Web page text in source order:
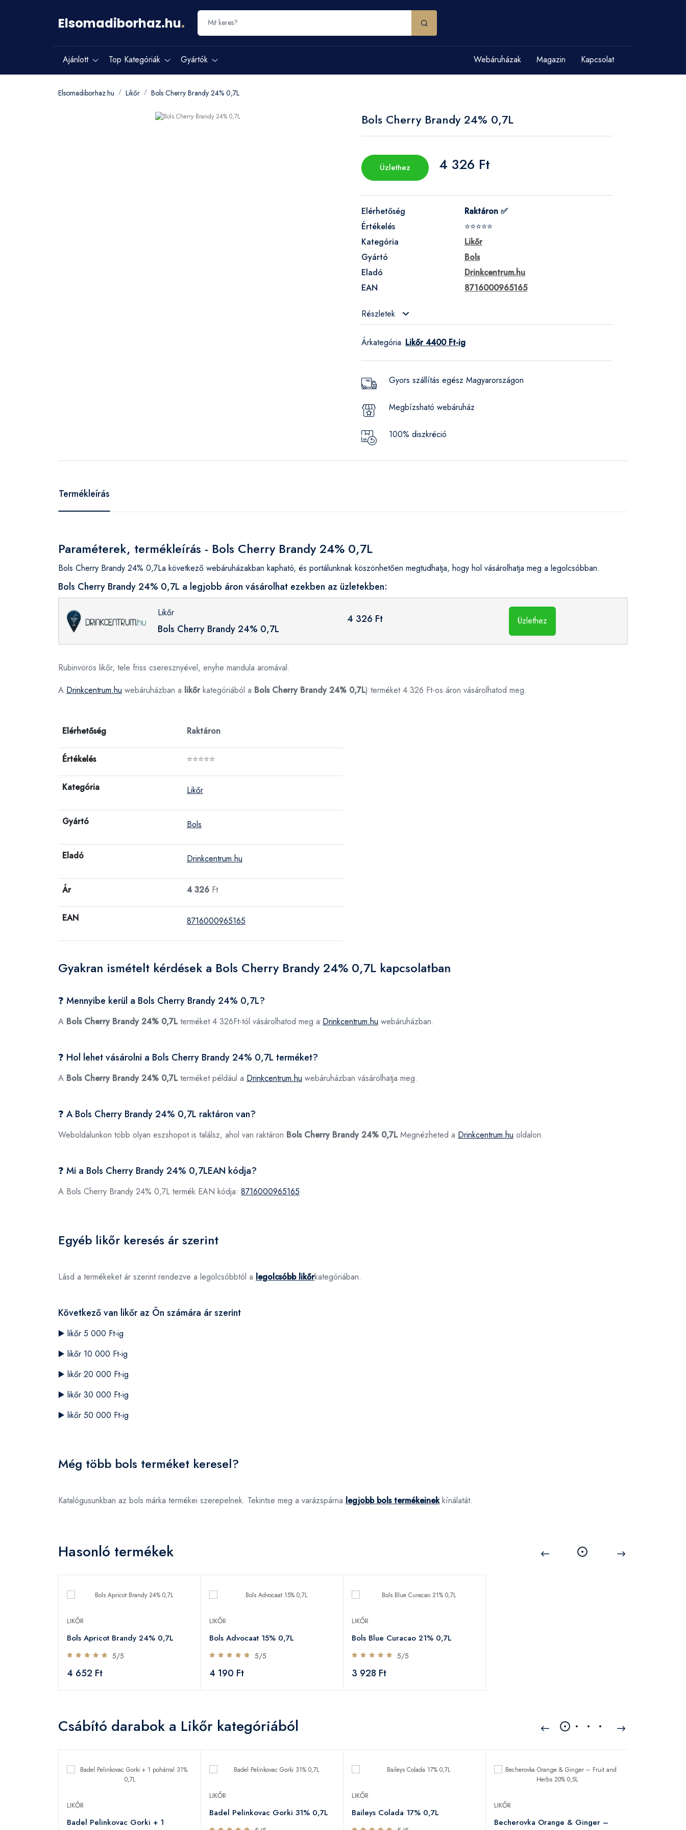
Elsomadiborhaz.hu.
Ajánlott Top Kategóriák Gyártók Webáruházak Magazin Kapcsolat
Elsomadiborhaz.hu Likőr Bols Cherry Brandy 24% 0,7L
Bols Cherry Brandy 24% 0,7L
Üzlethez 4 326 Ft
Elérhetőség
Raktáron ✅
Értékelés
⭐⭐⭐⭐⭐
Kategória
Likőr
Gyártó
Bols
Eladó
Drinkcentrum.hu
EAN
8716000965165
Részletek
Árkategória: Likőr 4400 Ft-ig
Gyors szállítás egész Magyarországon
Megbízsható webáruház
100% diszkréció
Termékleírás
Paraméterek, termékleírás - Bols Cherry Brandy 24% 0,7L
Bols Cherry Brandy 24% 0,7La következő webáruházakban kapható, és portálunknak köszönhetően megtudhatja, hogy hol vásárolhatja meg a legolcsóbban.
Bols Cherry Brandy 24% 0,7L a legjobb áron vásárolhat ezekben az üzletekben:
Likőr
Bols Cherry Brandy 24% 0,7L
4 326 Ft Üzlethez
Rubinvörös likőr, tele friss cseresznyével, enyhe mandula aromával.
A Drinkcentrum.hu webáruházban a likőrkategóriából a Bols Cherry Brandy 24% 0,7L) terméket 4 326 Ft-os áron vásárolhatod meg.
Elérhetőség Raktáron
Értékelés ⭐⭐⭐⭐⭐
Kategória Likőr
Gyártó Bols
Eladó Drinkcentrum.hu
Ár 4 326 Ft
EAN 8716000965165
Gyakran ismételt kérdések a Bols Cherry Brandy 24% 0,7L kapcsolatban
❓ Mennyibe kerül a Bols Cherry Brandy 24% 0,7L?
A Bols Cherry Brandy 24% 0,7Lterméket 4 326Ft-tól vásárolhatod meg a Drinkcentrum.hu webáruházban.
❓ Hol lehet vásárolni a Bols Cherry Brandy 24% 0,7L terméket?
A Bols Cherry Brandy 24% 0,7Lterméket például a Drinkcentrum.hu webáruházban vásárolhatja meg.
❓ A Bols Cherry Brandy 24% 0,7L raktáron van?
Weboldalunkon több olyan eszshopot is találsz, ahol van raktáron Bols Cherry Brandy 24% 0,7LMegnézheted a Drinkcentrum.hu oldalon.
❓ Mi a Bols Cherry Brandy 24% 0,7LEAN kódja?
A Bols Cherry Brandy 24% 0,7L termék EAN kódja: 8716000965165
Egyéb likőr keresés ár szerint
Lásd a termékeket ár szerint rendezve a legolcsóbbtól a legolcsóbb likőrkategóriában.
Következő van likőr az Ön számára ár szerint
▶️ likőr 5 000 Ft-ig
▶️ likőr 10 000 Ft-ig
▶️ likőr 20 000 Ft-ig
▶️ likőr 30 000 Ft-ig
▶️ likőr 50 000 Ft-ig
Még több bols terméket keresel?
Katalógusunkban az bols márka termékei szerepelnek. Tekintse meg a varázspárna legjobb bols termékeinekkínálatát.
Hasonló termékek
LIKŐR
Bols Apricot Brandy 24% 0,7L
5/5
4 652 Ft
LIKŐR
Bols Advocaat 15% 0,7L
5/5
4 190 Ft
LIKŐR
Bols Blue Curacao 21% 0,7L
5/5
3 928 Ft
Csábító darabok a Likőr kategóriából
LIKŐR
Badel Pelinkovac Gorki + 1
LIKŐR
Badel Pelinkovac Gorki 31% 0,7L
LIKŐR
Baileys Colada 17% 0,7L
LIKŐR
Becherovka Orange & Ginger –